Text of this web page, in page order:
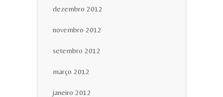
dezembro 2012
novembro 2012
setembro 2012
março 2012
janeiro 2012